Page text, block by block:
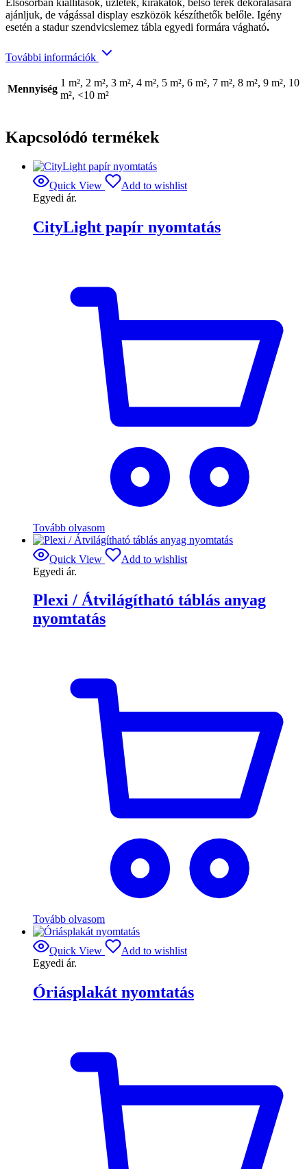
ajánljuk, de vágással display eszközök készíthetők belőle. Igény
esetén a stadur szendvicslemez tábla egyedi formára vágható.
További információk
Mennyiség
1 m², 2 m², 3 m², 4 m², 5 m², 6 m², 7 m², 8 m², 9 m², 10
m², <10 m²
Kapcsolódó termékek
Quick View
Add to wishlist
Egyedi ár.
CityLight papír nyomtatás
Tovább olvasom
Quick View
Add to wishlist
Egyedi ár.
Plexi / Átvilágítható táblás anyag
nyomtatás
Tovább olvasom
Quick View
Add to wishlist
Egyedi ár.
Óriásplakát nyomtatás